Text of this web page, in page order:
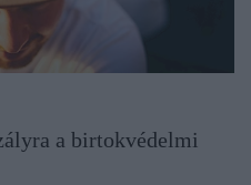
a birtokvédelmi